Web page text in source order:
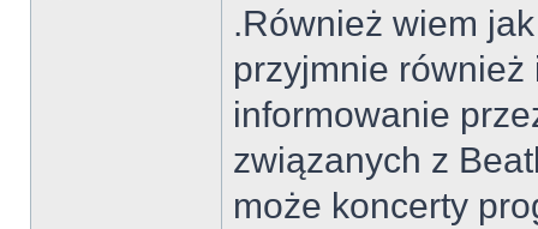
.Również wiem
przyjmnie
informowanie
związanych z
może koncerty